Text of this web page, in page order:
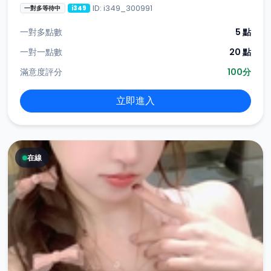
一對多等待中 i349 ID: i349_300991
一對多點數
5 點
一對一點數
20 點
滿意度評分
100分
立即進入
在線